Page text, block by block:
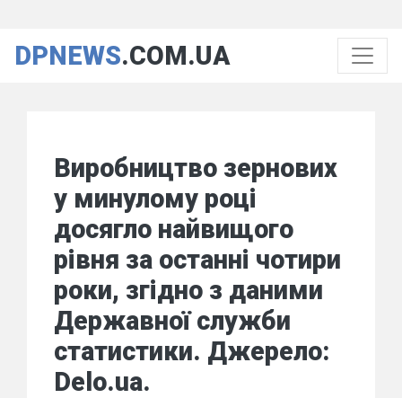
DPNEWS.COM.UA
Виробництво зернових
у минулому році
досягло найвищого
рівня за останні чотири
роки, згідно з даними
Державної служби
статистики. Джерело:
Delo.ua.